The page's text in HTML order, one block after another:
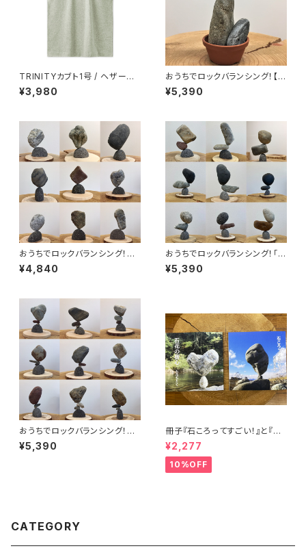
TRINITYカブト1号 / ヘザーグ
レー×スミクロ
¥3,980
おうちでロックバランシング！【宅
積みの定番】石花キット・プレミ
アム No.107
¥5,390
おうちでロックバランシング！石
ころと丸太輪切りの『宅積み用
石花台』マルタ座
¥4,840
おうちでロックバランシング！「マ
ルタ座」 カウンターバランスセッ
ト
¥5,390
おうちでロックバランシング！石
ころと丸太輪切りの宅積み用石
花台「マルタ座」 かませ石セット
¥5,390
冊子『石ころってすごい！』と『石
花の核心』のセット
¥2,277
10%OFF
CATEGORY